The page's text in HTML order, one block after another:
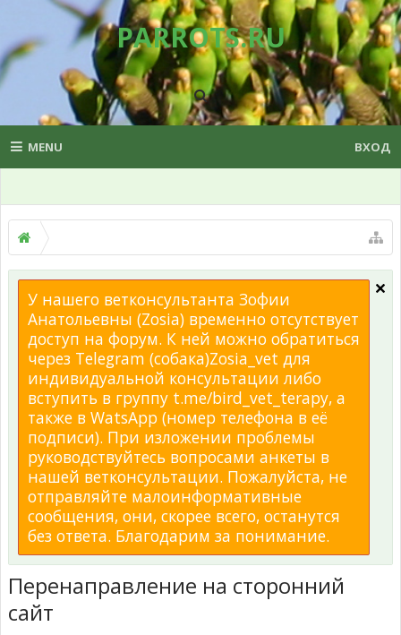
PARROTS.RU
MENU ВХОД
У нашего ветконсультанта Зофии
Анатольевны (Zosia) временно отсутствует
доступ на форум. К ней можно обратиться
через Telegram (собака)Zosia_vet для
индивидуальной консультации либо
вступить в группу t.me/bird_vet_terapy, а
также в WatsApp (номер телефона в её
подписи). При изложении проблемы
руководствуйтесь вопросами анкеты в
нашей ветконсультации. Пожалуйста, не
отправляйте малоинформативные
сообщения, они, скорее всего, останутся
без ответа. Благодарим за понимание.
Перенаправление на сторонний
сайт